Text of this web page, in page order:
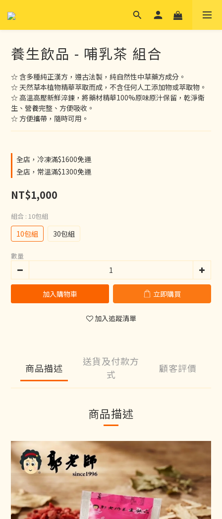
養生飲品 - 哺乳茶 組合
☆ 含多種純正漢方，遵古法製，純自然性中草藥方成分。
☆ 天然草本植物精華萃取而成，不含任何人工添加物或萃取物。
☆ 高溫高壓新鮮淬鍊，將藥材精華100%原味原汁保留，乾淨衛
生、營養完整、方便吸收。
☆ 方便攜帶，隨時可用。
全店，冷凍滿$1600免運
全店，常溫滿$1300免運
NT$1,000
組合 : 10包組
10包組 30包組
數量
加入購物車 立即購買
加入追蹤清單
商品描述
送貨及付款方
式
顧客評價
商品描述